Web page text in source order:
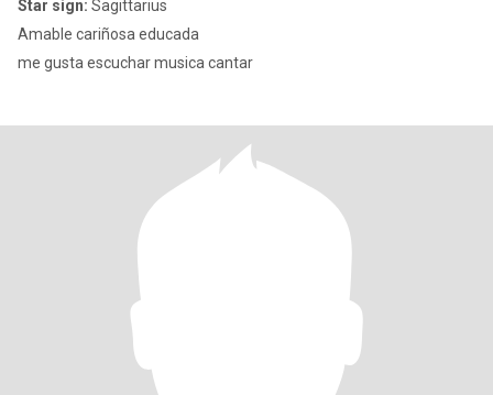
Star sign: Sagittarius
Amable cariñosa educada
me gusta escuchar musica cantar